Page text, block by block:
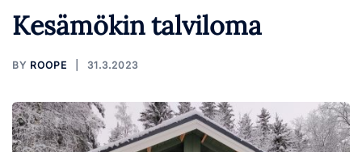
Kesämökin talviloma
BY ROOPE 31.3.2023